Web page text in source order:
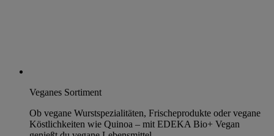
Veganes Sortiment
Ob vegane Wurstspezialitäten, Frischeprodukte oder vegane
Köstlichkeiten wie Quinoa – mit EDEKA Bio+ Vegan